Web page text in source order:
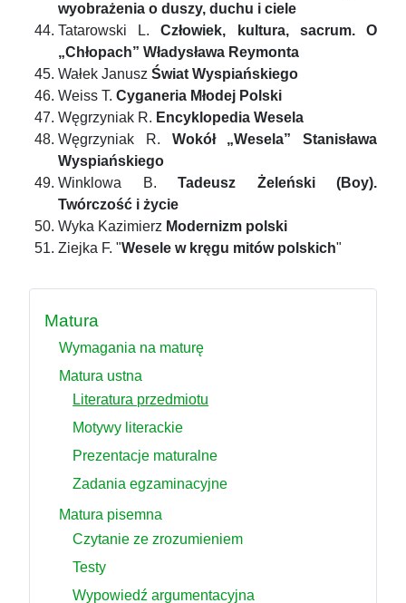
wyobrażenia o duszy, duchu i ciele
Tatarowski L.Człowiek, kultura, sacrum. O
„Chłopach” Władysława Reymonta
Wałek Janusz Świat Wyspiańskiego
Weiss T. Cyganeria Młodej Polski
Węgrzyniak R. Encyklopedia Wesela
Węgrzyniak R. Wokół „Wesela” Stanisława
Wyspiańskiego
Winklowa B. Tadeusz Żeleński (Boy).
Twórczość i życie
Wyka Kazimierz Modernizm polski
Ziejka F. "Wesele w kręgu mitów polskich"
Matura
Wymagania na maturę
Matura ustna
Literatura przedmiotu
Motywy literackie
Prezentacje maturalne
Zadania egzaminacyjne
Matura pisemna
Czytanie ze zrozumieniem
Testy
Wypowiedź argumentacyjna